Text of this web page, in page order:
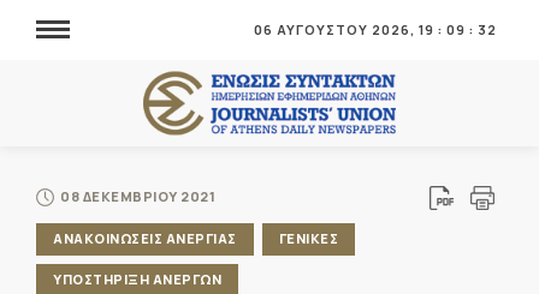
06 ΑΥΓΟΥΣΤΟΥ 2026, 19 : 09 : 32
08 ΔΕΚΕΜΒΡΙΟΥ 2021
ΑΝΑΚΟΙΝΩΣΕΙΣ ΑΝΕΡΓΙΑΣ ΓΕΝΙΚΕΣ
ΥΠΟΣΤΗΡΙΞΗ ΑΝΕΡΓΩΝ